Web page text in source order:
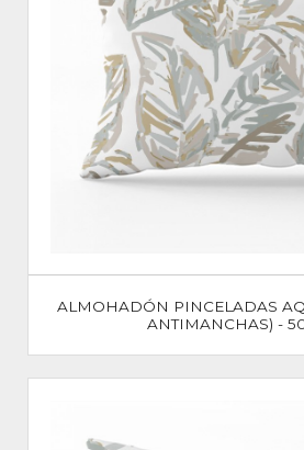
ALMOHADÓN PINCELADAS
ANTIMANCHAS) -